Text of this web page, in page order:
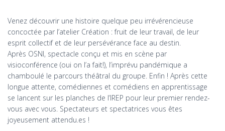
Venez découvrir une histoire quelque peu irrévérencieuse
concoctée par l’atelier Création : fruit de leur travail, de leur
esprit collectif et de leur persévérance face au destin.
Après OSNI, spectacle conçu et mis en scène par
visioconférence (oui on l’a fait!), l’imprévu pandémique a
chamboulé le parcours théâtral du groupe. Enfin ! Après cette
longue attente, comédiennes et comédiens en apprentissage
se lancent sur les planches de l’IREP pour leur premier rendez-
vous avec vous. Spectateurs et spectatrices vous êtes
joyeusement attendu.es !